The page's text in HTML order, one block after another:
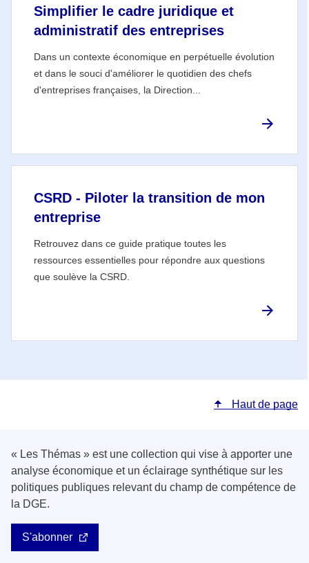
Simplifier le cadre juridique et
administratif des entreprises
Dans un contexte économique en perpétuelle évolution
et dans le souci d'améliorer le quotidien des chefs
d'entreprises françaises, la Direction...
CSRD - Piloter la transition de mon
entreprise
Retrouvez dans ce guide pratique toutes les
ressources essentielles pour répondre aux questions
que soulève la CSRD.
Haut de page
« Les Thémas » est une collection qui vise à apporter une
analyse économique et un éclairage synthétique sur les
politiques publiques relevant du champ de compétence de
la DGE.
S'abonner